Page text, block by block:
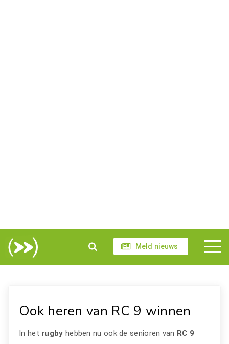
Meld nieuws
Ook heren van RC 9 winnen
In het rugby hebben nu ook de senioren van RC 9